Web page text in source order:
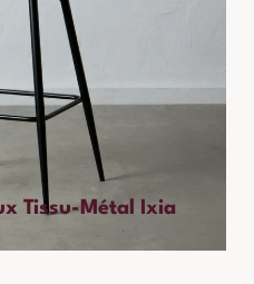
Tissu-Métal Ixia